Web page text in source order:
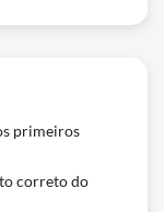
primeiros
correto do